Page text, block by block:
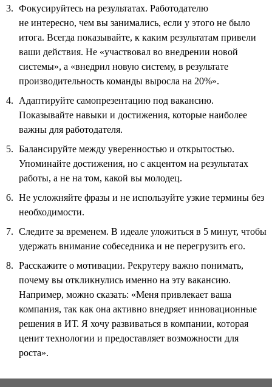
Фокусируйтесь на результатах. Работодателю
не интересно, чем вы занимались, если у этого не было
итога. Всегда показывайте, к каким результатам привели
ваши действия. Не «участвовал во внедрении новой
системы», а «внедрил новую систему, в результате
производительность команды выросла на 20%».
Адаптируйте самопрезентацию под вакансию.
Показывайте навыки и достижения, которые наиболее
важны для работодателя.
Балансируйте между уверенностью и открытостью.
Упоминайте достижения, но с акцентом на результатах
работы, а не на том, какой вы молодец.
Не усложняйте фразы и не используйте узкие термины без
необходимости.
Следите за временем. В идеале уложиться в 5 минут, чтобы
удержать внимание собеседника и не перегрузить его.
Расскажите о мотивации. Рекрутеру важно понимать,
почему вы откликнулись именно на эту вакансию.
Например, можно сказать: «Меня привлекает ваша
компания, так как она активно внедряет инновационные
решения в ИТ. Я хочу развиваться в компании, которая
ценит технологии и предоставляет возможности для
роста».